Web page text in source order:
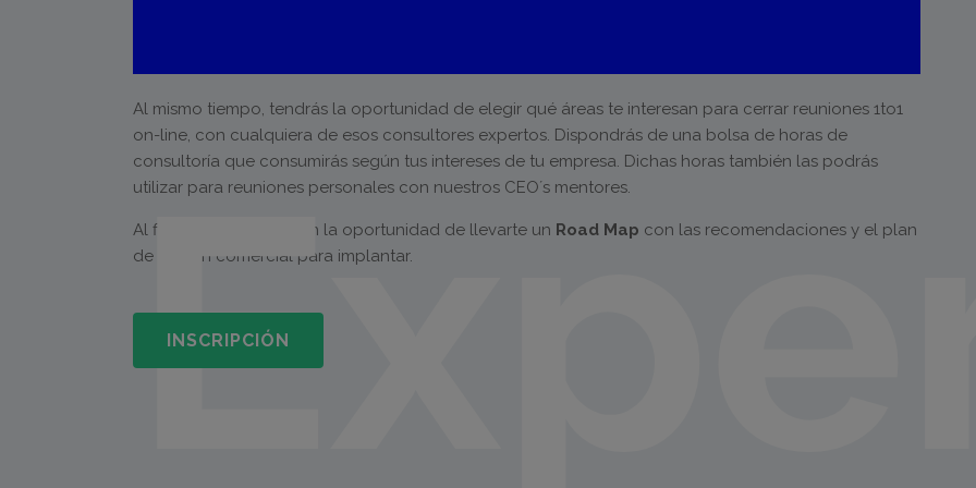
Al mismo tiempo, tendrás la oportunidad de elegir qué áreas te interesan para cerrar reuniones 1to1
on-line, con cualquiera de esos consultores expertos. Dispondrás de una bolsa de horas de
consultoría que consumirás según tus intereses de tu empresa. Dichas horas también las podrás
utilizar para reuniones personales con nuestros CEO´s mentores.
Al final, tendrás también la oportunidad de llevarte un Road Map con las recomendaciones y el plan
de acción comercial para implantar.
INSCRIPCIÓN